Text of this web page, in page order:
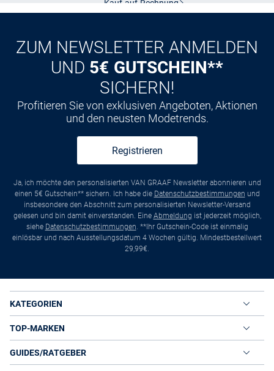
Kauf auf Rechnung
ZUM NEWSLETTER ANMELDEN
UND 5€ GUTSCHEIN**
SICHERN!
Profitieren Sie von exklusiven Angeboten, Aktionen
und den neusten Modetrends.
Registrieren
Ja, ich möchte den personalisierten VAN GRAAF Newsletter abonnieren und
einen 5€ Gutschein** sichern. Ich habe die Datenschutzbestimmungen und
insbesondere den Abschnitt zum personalisierten Newsletter-Versand
gelesen und bin damit einverstanden. Eine Abmeldung ist jederzeit möglich,
siehe Datenschutzbestimmungen. **Ihr Gutschein-Code ist einmalig
einlösbar und nach Ausstellungsdatum 4 Wochen gültig. Mindestbestellwert
29,99€.
KATEGORIEN
TOP-MARKEN
GUIDES/RATGEBER